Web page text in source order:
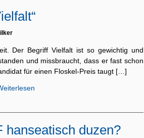
Der Begriff Vielfalt ist so gewichtig und
und missbraucht, dass er fast schon
für einen Floskel-Preis taugt […]
hanseatisch duzen?